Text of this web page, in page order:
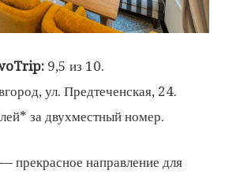
9,5 из 10.
ул. Предтеченская, 24.
за двухместный номер.
прекрасное направление для